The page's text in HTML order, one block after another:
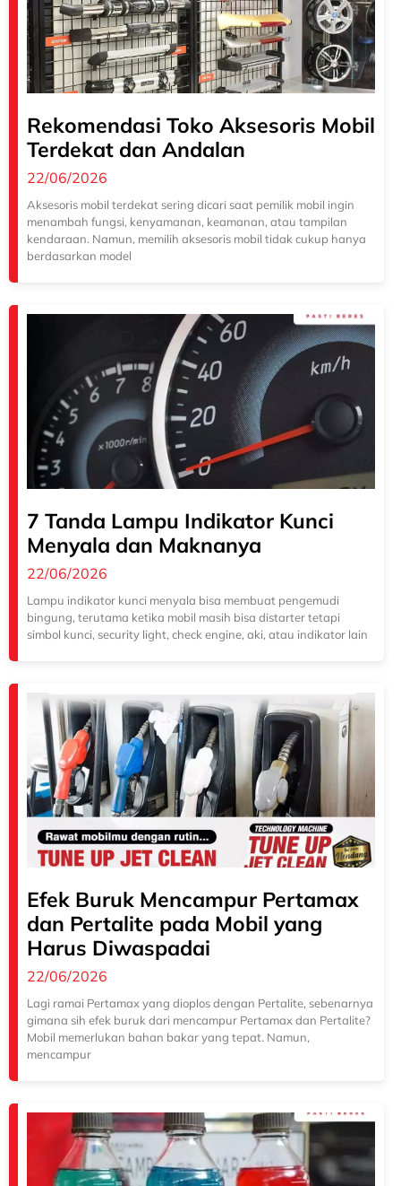
Rekomendasi Toko Aksesoris Mobil
Terdekat dan Andalan
22/06/2026
Aksesoris mobil terdekat sering dicari saat pemilik mobil ingin
menambah fungsi, kenyamanan, keamanan, atau tampilan
kendaraan. Namun, memilih aksesoris mobil tidak cukup hanya
berdasarkan model
7 Tanda Lampu Indikator Kunci
Menyala dan Maknanya
22/06/2026
Lampu indikator kunci menyala bisa membuat pengemudi
bingung, terutama ketika mobil masih bisa distarter tetapi
simbol kunci, security light, check engine, aki, atau indikator lain
Efek Buruk Mencampur Pertamax
dan Pertalite pada Mobil yang
Harus Diwaspadai
22/06/2026
Lagi ramai Pertamax yang dioplos dengan Pertalite, sebenarnya
gimana sih efek buruk dari mencampur Pertamax dan Pertalite?
Mobil memerlukan bahan bakar yang tepat. Namun,
mencampur